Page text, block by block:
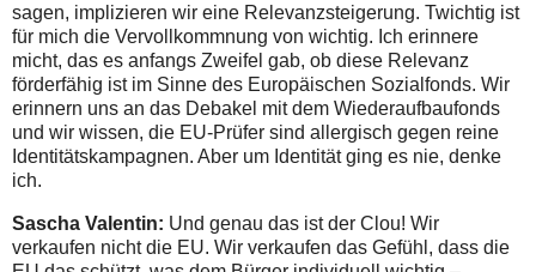
sagen, implizieren wir eine Relevanzsteigerung. Twichtig ist
für mich die Vervollkommnung von wichtig. Ich erinnere
micht, das es anfangs Zweifel gab, ob diese Relevanz
förderfähig ist im Sinne des Europäischen Sozialfonds. Wir
erinnern uns an das Debakel mit dem Wiederaufbaufonds
und wir wissen, die EU-Prüfer sind allergisch gegen reine
Identitätskampagnen. Aber um Identität ging es nie, denke
ich.
Sascha Valentin: Und genau das ist der Clou! Wir
verkaufen nicht die EU. Wir verkaufen das Gefühl, dass die